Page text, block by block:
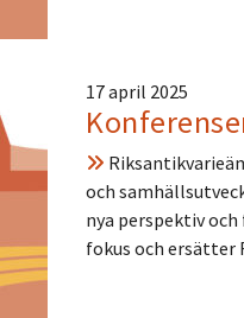
17 april 2025
och
nya perspektiv
fokus och